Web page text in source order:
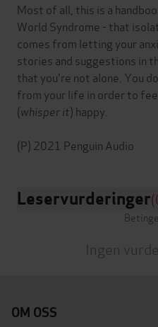
Most of all, this is a
World Syndrome - that
comes from letting your
stories and suggestions in
that you're not alone. You
from your life in order to
(whisper it) happy.
Leservurderinger
Ingen
OM OSS